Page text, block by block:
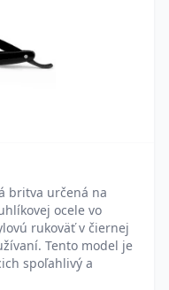
britva určená na
ocele vo
rukoväť v čiernej
Tento model je
spoľahlivý a